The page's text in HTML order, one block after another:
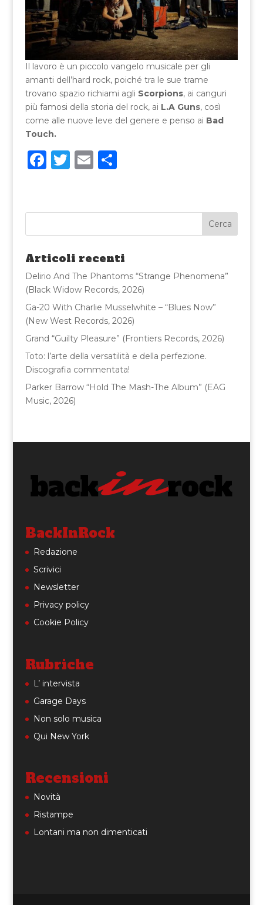
Il lavoro è un piccolo vangelo musicale per gli
amanti dell’hard rock, poiché tra le sue trame
trovano spazio richiami agli Scorpions, ai canguri
più famosi della storia del rock, ai L.A Guns, così
come alle nuove leve del genere e penso ai Bad
Touch.
F
e
b
o
o
k
T
te
r
E
l
C
di
vi
di
Articoli recenti
Delirio And The Phantoms “Strange Phenomena”
(Black Widow Records, 2026)
Ga-20 With Charlie Musselwhite – “Blues Now”
(New West Records, 2026)
Grand “Guilty Pleasure” (Frontiers Records, 2026)
Toto: l’arte della versatilità e della perfezione.
Discografia commentata!
Parker Barrow “Hold The Mash-The Album” (EAG
Music, 2026)
BackInRock
Redazione
Scrivici
Newsletter
Privacy policy
Cookie Policy
Rubriche
L’ intervista
Garage Days
Non solo musica
Qui New York
Recensioni
Novità
Ristampe
Lontani ma non dimenticati